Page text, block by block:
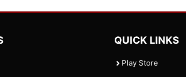
QUICK LINKS
Play Store